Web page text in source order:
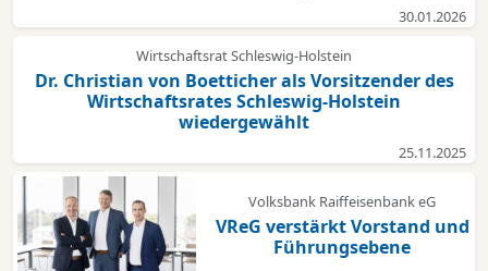
30.01.2026
Wirtschaftsrat Schleswig-Holstein
Dr. Christian von Boetticher als Vorsitzender des
Wirtschaftsrates Schleswig-Holstein
wiedergewählt
25.11.2025
Volksbank Raiffeisenbank eG
VReG verstärkt Vorstand und
Führungsebene